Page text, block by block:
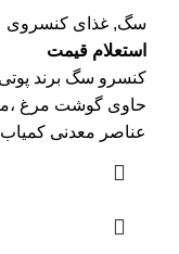
سگ, غذای کنسروی
استعلام قیمت
عناصر معدنی کمیاب